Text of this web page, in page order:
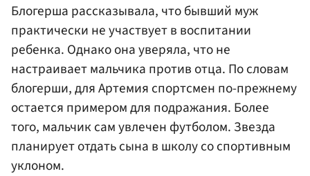
Блогерша рассказывала, что бывший муж
практически не участвует в воспитании
ребенка. Однако она уверяла, что не
настраивает мальчика против отца. По словам
блогерши, для Артемия спортсмен по-прежнему
остается примером для подражания. Более
того, мальчик сам увлечен футболом. Звезда
планирует отдать сына в школу со спортивным
уклоном.